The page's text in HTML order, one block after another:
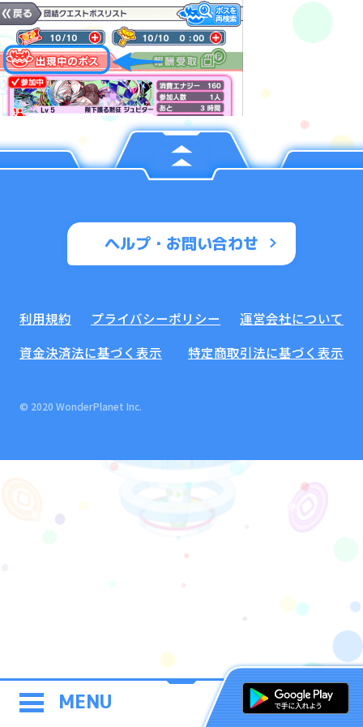
MENU
ヘルプ・お問い合わせ
利用規約 プライバシーポリシー
運営会社について
資金決済法に基づく表示
特定商取引法に基づく表示
© 2020 WonderPlanet Inc.